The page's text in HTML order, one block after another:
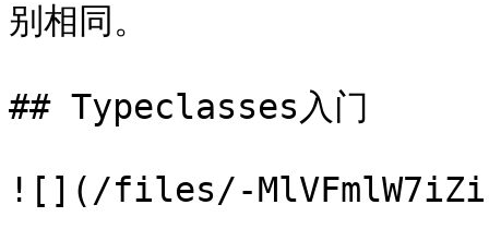
别相同。
## Typeclasses入门
![](/files/-